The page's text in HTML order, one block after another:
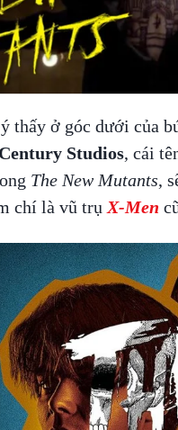
thấy ở góc dưới của
Studios, cái
The New Mutants,
chí là vũ trụ X-Men